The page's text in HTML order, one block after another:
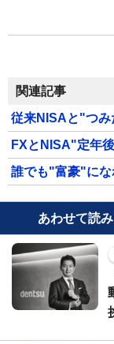
関連記事
従来NISAと"つ
FXとNISA"定年
誰でも"富豪"にな
あわせて読